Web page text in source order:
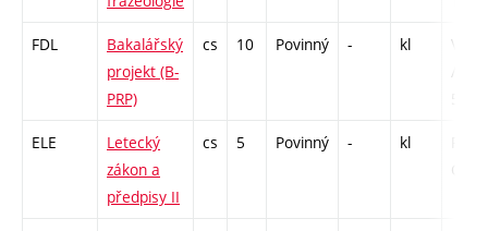
FDL
Bakalářský
projekt (B-
PRP)
cs 10 Povinný - kl
VB -
/
ELE
Letecký
zákon a
předpisy II
cs 5 Povinný - kl
C1 -